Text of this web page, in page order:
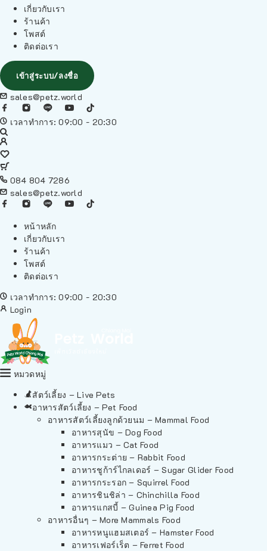
เกี่ยวกับเรา
ร้านค้า
โพสต์
ติดต่อเรา
เข้าสู่ระบบ/ลงชื่อ
sales@petz.world
เวลาทำการ: 09:00 - 20:30
084 804 7286
sales@petz.world
หน้าหลัก
เกี่ยวกับเรา
ร้านค้า
โพสต์
ติดต่อเรา
เวลาทำการ: 09:00 - 20:30
Login
หมวดหมู่
สัตว์เลี้ยง – Live Pets
อาหารสัตว์เลี้ยง – Pet Food
อาหารสัตว์เลี้ยงลูกด้วยนม – Mammal Food
อาหารสุนัข – Dog Food
อาหารแมว – Cat Food
อาหารกระต่าย – Rabbit Food
อาหารชูก้าร์ไกลเดอร์ – Sugar Glider Food
อาหารกระรอก – Squirrel Food
อาหารชินชิล่า – Chinchilla Food
อาหารแกสบี้ – Guinea Pig Food
อาหารอื่นๆ – More Mammals Food
อาหารหนูแฮมสเตอร์ – Hamster Food
อาหารเฟอร์เร็ต – Ferret Food